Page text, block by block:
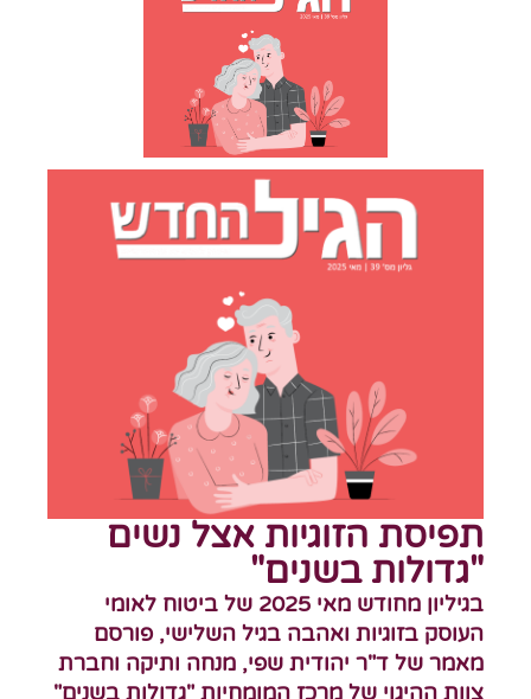
תפיסת הזוגיות אצל נשים
"גדולות בשנים"
בגיליון מחודש מאי 2025 של ביטוח לאומי
העוסק בזוגיות ואהבה בגיל השלישי, פורסם
מאמר של ד"ר יהודית שפי, מנחה ותיקה וחברת
צוות ההיגוי של מרכז המומחיות "גדולות בשנים"